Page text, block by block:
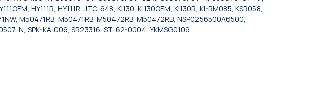
HY111R, HY111R, JTC-648, KI130, KI130OEM, KI130R, KI-RM085, KSR058,
M50471RB, M50471RB, M50472RB, M50472RB, NSP0256500A6500,
N, SPK-KA-006, SR23316, ST-62-0004, YKMSG0109